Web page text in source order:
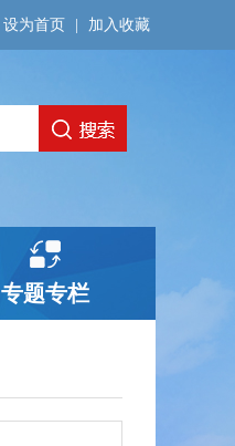
设为首页 加入收藏
专题专栏